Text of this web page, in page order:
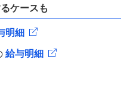
ケースも
明細
給与明細